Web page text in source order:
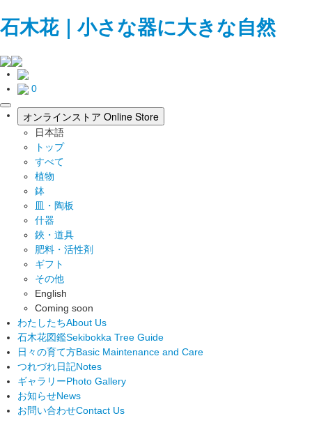
石木花｜小さな器に大きな自然
0
toggle
navigation
オンラインストア Online Store
日本語
トップ
すべて
植物
鉢
皿・陶板
什器
鋏・道具
肥料・活性剤
ギフト
その他
English
Coming soon
わたしたちAbout Us
石木花図鑑Sekibokka Tree Guide
日々の育て方Basic Maintenance and Care
つれづれ日記Notes
ギャラリーPhoto Gallery
お知らせNews
お問い合わせContact Us